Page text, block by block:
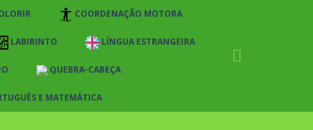
COORDENAÇÃO MOTORA
LABIRINTO LÍNGUA ESTRANGEIRA
QUEBRA-CABEÇA
E MATEMÁTICA